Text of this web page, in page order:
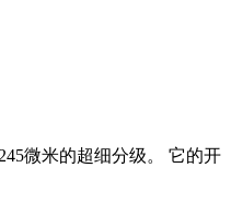
微米的超细分级。 它的开